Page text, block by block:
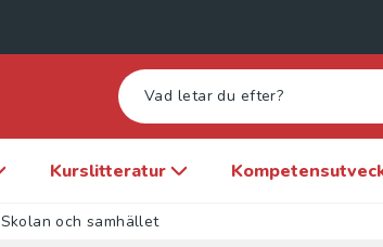
Kurslitteratur
Skolan och samhället